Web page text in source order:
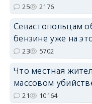
25 2176
Севастопольцам
бензине уже на
23 5702
Что местная
массовом
21 10164